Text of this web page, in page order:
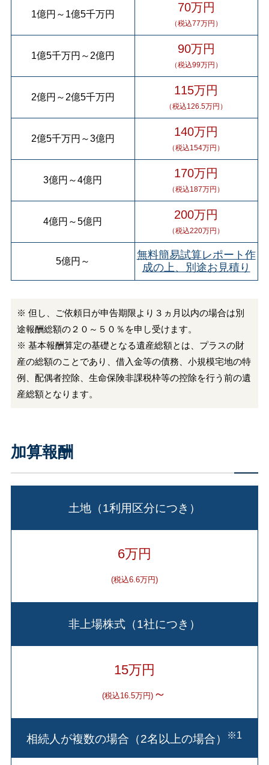
1億円 ～ 1億5千万円 70万円
（税込77万円）
1億5千万円 ～ 2億円 90万円
（税込99万円）
2億円 ～ 2億5千万円 115万円
（税込126.5万円）
2億5千万円 ～3億円 140万円
（税込154万円）
3億円 ～4億円 170万円
（税込187万円）
4億円 ～5億円 200万円
（税込220万円）
5億円 ～
無料簡易試算レポート作
成の上、別途お見積り
※ 但し、ご依頼日が申告期限より３ヵ月以内の場合は別
途報酬総額の２０～５０％を申し受けます。
※ 基本報酬算定の基礎となる遺産総額とは、プラスの財
産の総額のことであり、借入金等の債務、小規模宅地の特
例、配偶者控除、生命保険非課税枠等の控除を行う前の遺
産総額となります。
加算報酬
土地（1利用区分につき）
6万円
(税込6.6万円)
非上場株式（1社につき）
15万円
(税込16.5万円) ～
相続人が複数の場合（2名以上の場合） ※1